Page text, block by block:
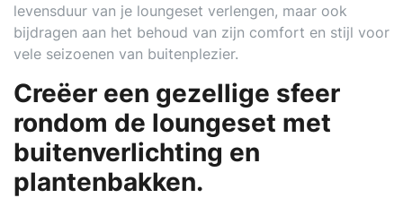
levensduur van je loungeset verlengen, maar ook
bijdragen aan het behoud van zijn comfort en stijl voor
vele seizoenen van buitenplezier.
Creëer een gezellige sfeer
rondom de loungeset met
buitenverlichting en
plantenbakken.